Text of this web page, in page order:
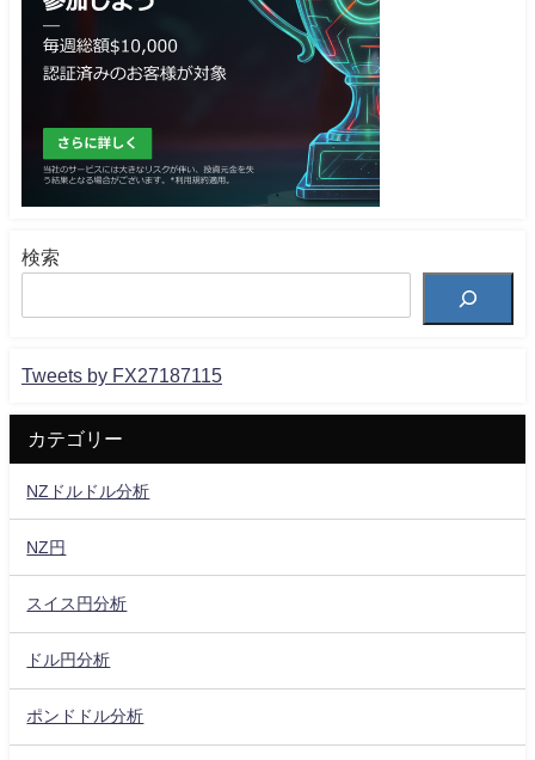
検索
Tweets by FX27187115
カテゴリー
NZドルドル分析
NZ円
スイス円分析
ドル円分析
ポンドドル分析